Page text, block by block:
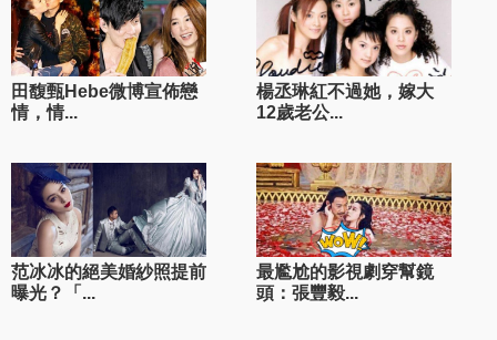
田馥甄Hebe微博宣佈戀
情，情...
楊丞琳紅不過她，嫁大
12歲老公...
范冰冰的絕美婚紗照提前
曝光？「...
最尷尬的影視劇穿幫鏡
頭：張豐毅...